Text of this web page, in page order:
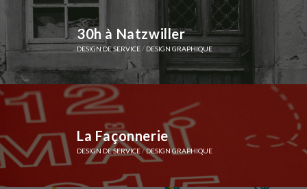
30h à Natzwiller
DESIGN DE SERVICE/ DESIGN GRAPHIQUE
La Façonnerie
DESIGN DE SERVICE/DESIGN GRAPHIQUE